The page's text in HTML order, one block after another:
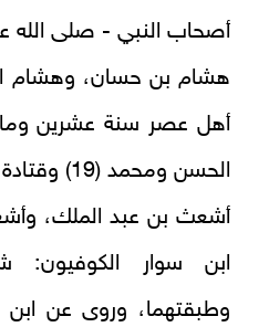
أصحاب النبي - صلى الله
هشام بن حسان، وهشام
أهل عصر سنة عشرين
الحسن ومحمد (19) وقتادة، وابن حسان أكبر.
أشعث بن عبد الملك،
ابن سوار الكوفيون:
وطبقتهما، وروى عن ابن